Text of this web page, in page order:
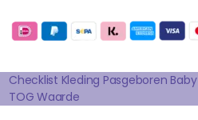
B
O
O
K
A
R
A
M
E
R
E
S
T
E
D
I
N
Checklist Kleding Pasgeboren Baby
TOG Waarde